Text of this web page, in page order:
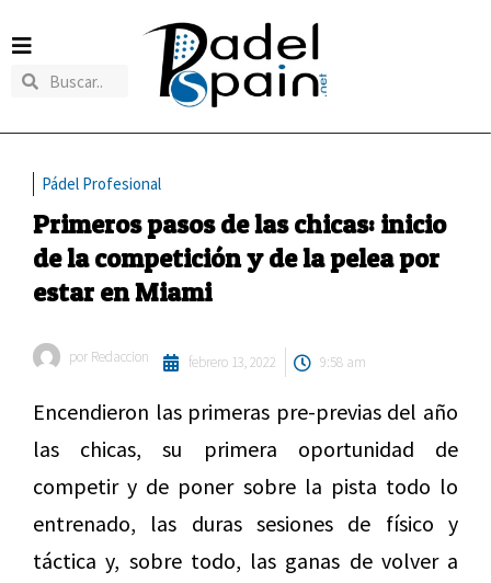
Pádel Profesional
Primeros pasos de las chicas: inicio
de la competición y de la pelea por
estar en Miami
por Redaccion febrero 13, 2022 9:58 am
Encendieron las primeras pre-previas del año
las chicas, su primera oportunidad de
competir y de poner sobre la pista todo lo
entrenado, las duras sesiones de físico y
táctica y, sobre todo, las ganas de volver a